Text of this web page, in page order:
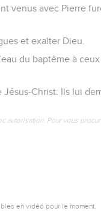
venus avec Pierre
et exalter Dieu.
du baptême à
Christ. Ils lui
autorisation. Pour vous
en vidéo pour le moment.